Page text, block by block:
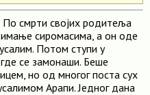
По смрти својих родитеља
сиромасима, а он оде
Потом ступи у
се замонаши. Беше
но од многог поста сух
Арапи. Једног дана